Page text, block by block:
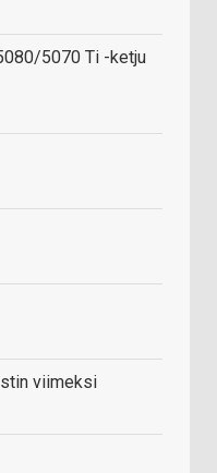
5070 Ti -ketju
viimeksi